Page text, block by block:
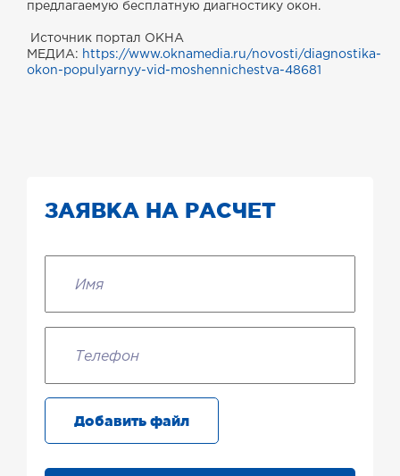
предлагаемую бесплатную диагностику окон.
Источник портал ОКНА
МЕДИА: https://www.oknamedia.ru/novosti/diagnostika-
okon-populyarnyy-vid-moshennichestva-48681
ЗАЯВКА НА РАСЧЕТ
Добавить файл